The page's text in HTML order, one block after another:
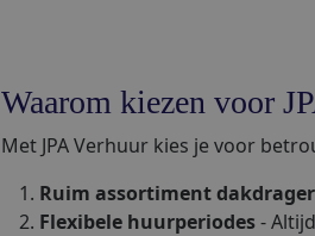
Waarom kiezen voor
Met JPA Verhuur kies je voor
Ruim assortiment
Flexibele huurperiodes-